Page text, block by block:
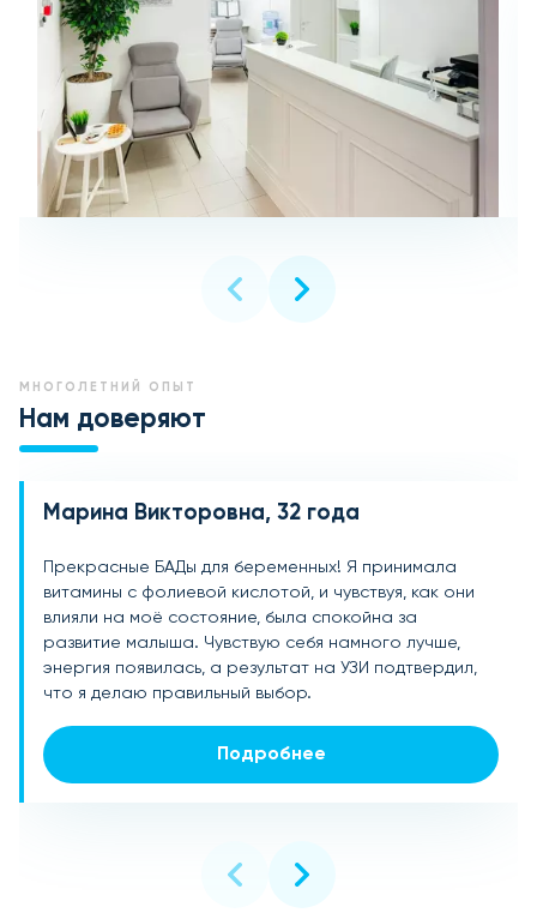
МНОГОЛЕТНИЙ ОПЫТ
Нам доверяют
Марина Викторовна, 32 года
Прекрасные БАДы для беременных! Я принимала
витамины с фолиевой кислотой, и чувствуя, как они
влияли на моё состояние, была спокойна за
развитие малыша. Чувствую себя намного лучше,
энергия появилась, а результат на УЗИ подтвердил,
что я делаю правильный выбор.
Подробнее
Анна Сергеевна, 28 лет
Очень рада, что выбрала эти БАДы! Во время
беременности было много беспокойства по поводу
состояния здоровья, но благодаря этим добавкам я
чувствовала себя намного спокойнее. Ощущения от
использования — просто великолепные! Рекомендую
всем.
Подробнее
Елена Александровна, 35 лет
Витамины при беременности просто спасение!
Почувствовала значительное улучшение состояния и
энергии уже через неделю после начала приёма.
Безопасные, эффективные и абсолютно подходящие
для мамы и малыша. Очень довольна результатом
Подробнее